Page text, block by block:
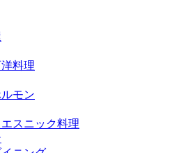
料理
モン
スニック料理